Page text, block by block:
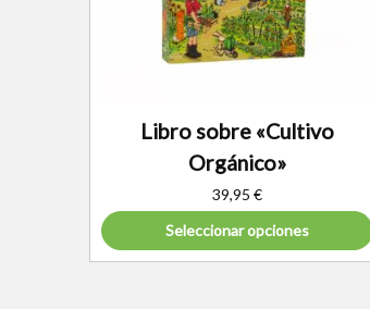
Libro sobre «Cultivo
Orgánico»
39,95€
Seleccionar opciones